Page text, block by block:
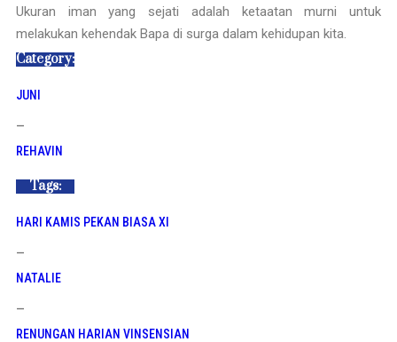
Ukuran iman yang sejati adalah ketaatan murni untuk
melakukan kehendak Bapa di surga dalam kehidupan kita.
Category:
JUNI
—
REHAVIN
Tags:
HARI KAMIS PEKAN BIASA XI
—
NATALIE
—
RENUNGAN HARIAN VINSENSIAN